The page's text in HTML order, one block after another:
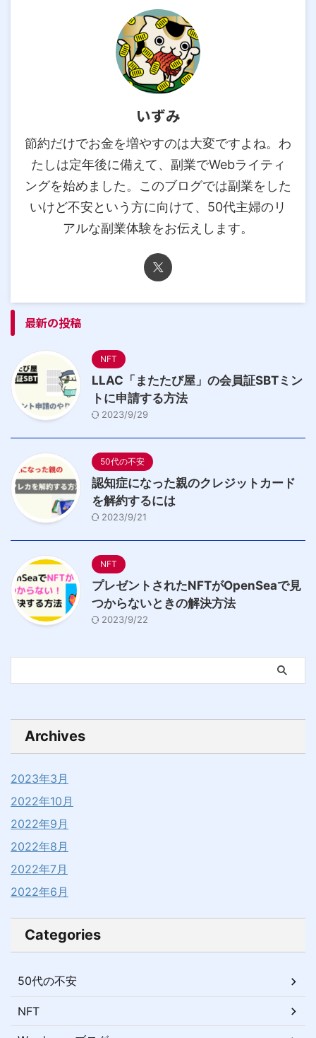
いずみ
節約だけでお金を増やすのは大変ですよね。わ
たしは定年後に備えて、副業でWebライティ
ングを始めました。このブログでは副業をした
いけど不安という方に向けて、50代主婦のリ
アルな副業体験をお伝えします。
最新の投稿
NFT
LLAC「またたび屋」の会員証SBTミン
トに申請する方法
2023/9/29
50代の不安
認知症になった親のクレジットカード
を解約するには
2023/9/21
NFT
プレゼントされたNFTがOpenSeaで見
つからないときの解決方法
2023/9/22
Archives
2023年3月
2022年10月
2022年9月
2022年8月
2022年7月
2022年6月
Categories
50代の不安
NFT